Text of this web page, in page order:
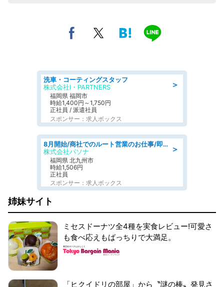
＞
洗車・コーティングスタッフ
株式会社I・PARTNERS
福岡県 福岡市
時給1,400円～1,750円
正社員 / 派遣社員
スポンサー：求人ボックス
＞
8月開始/商社でのルート営業のお仕事/即日勤務可/車通勤可/営業
株式会社パソナ
福岡県 北九州市
時給1,506円
正社員
スポンサー：求人ボックス
姉妹サイト
ミセスドーナツ全4種を実食レビュー!可愛さ
も食べ応えもばっちりで大満足。
「ヒクイドリの部屋」から〝謎の棒〟発見さ